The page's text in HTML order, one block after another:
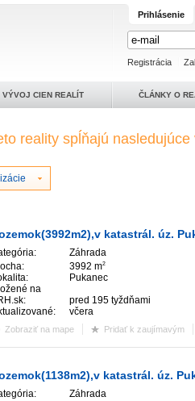
Prihlásenie
Registrácia
VÝVOJ CIEN REALÍT ČLÁNKY O
reality spĺňajú
Záhrada
3992 m2
Pukanec
na
pred 195 tyždňami
včera
Zobraziť na mape Pridať k zaujímavým
Záhrada